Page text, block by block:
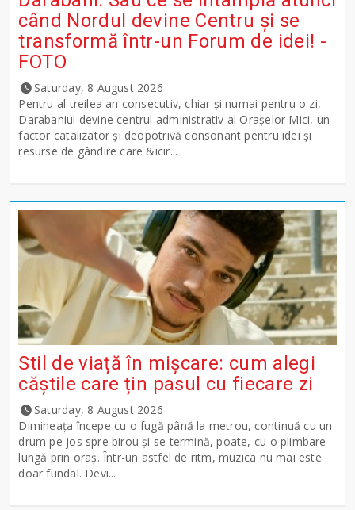
când Nordul devine Centru și se
transformă într-un Forum de idei! -
FOTO
Saturday, 8 August 2026
Pentru al treilea an consecutiv, chiar și numai pentru o zi,
Darabaniul devine centrul administrativ al Orașelor Mici, un
factor catalizator și deopotrivă consonant pentru idei și
resurse de gândire care &icir...
Stil de viață în mișcare: cum alegi
căștile care țin pasul cu fiecare zi
Saturday, 8 August 2026
Dimineața începe cu o fugă până la metrou, continuă cu un
drum pe jos spre birou și se termină, poate, cu o plimbare
lungă prin oraș. Într-un astfel de ritm, muzica nu mai este
doar fundal. Devi...